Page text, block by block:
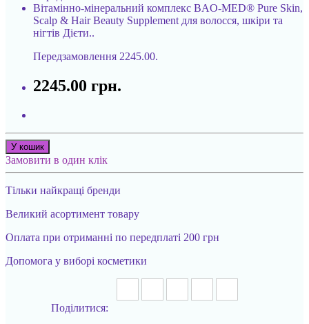
Вітамінно-мінеральний комплекс BAO-MED® Pure Skin,
Scalp & Hair Beauty Supplement для волосся, шкіри та
нігтів Дієти..
Передзамовлення 2245.00.
2245.00 грн.
У кошик
Замовити в один клік
Тільки найкращі бренди
Великий асортимент товару
Оплата при отриманні по передплаті 200 грн
Допомога у виборі косметики
Поділитися: